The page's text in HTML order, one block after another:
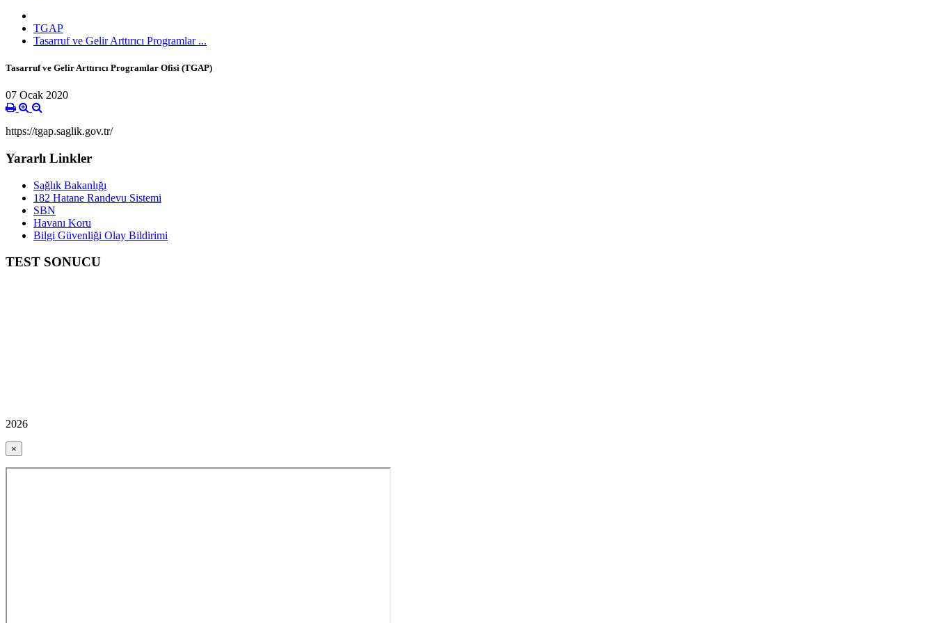
TGAP
Tasarruf ve Gelir Arttırıcı Programlar ...
Tasarruf ve Gelir Arttırıcı Programlar Ofisi (TGAP)
07 Ocak 2020
https://tgap.saglik.gov.tr/
Yararlı Linkler
Sağlık Bakanlığı
182 Hatane Randevu Sistemi
SBN
Havanı Koru
Bilgi Güvenliği Olay Bildirimi
TEST SONUCU
2026
×